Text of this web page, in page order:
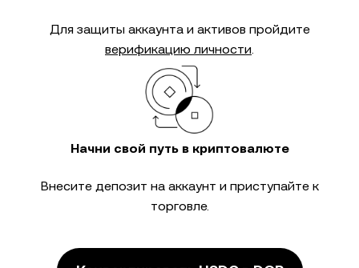
Для защиты аккаунта и активов пройдите
верификацию личности.
Начни свой путь в криптовалюте
Внесите депозит на аккаунт и приступайте к
торговле.